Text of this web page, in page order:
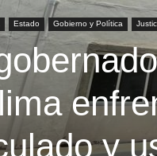
Estado Gobierno y Política
y